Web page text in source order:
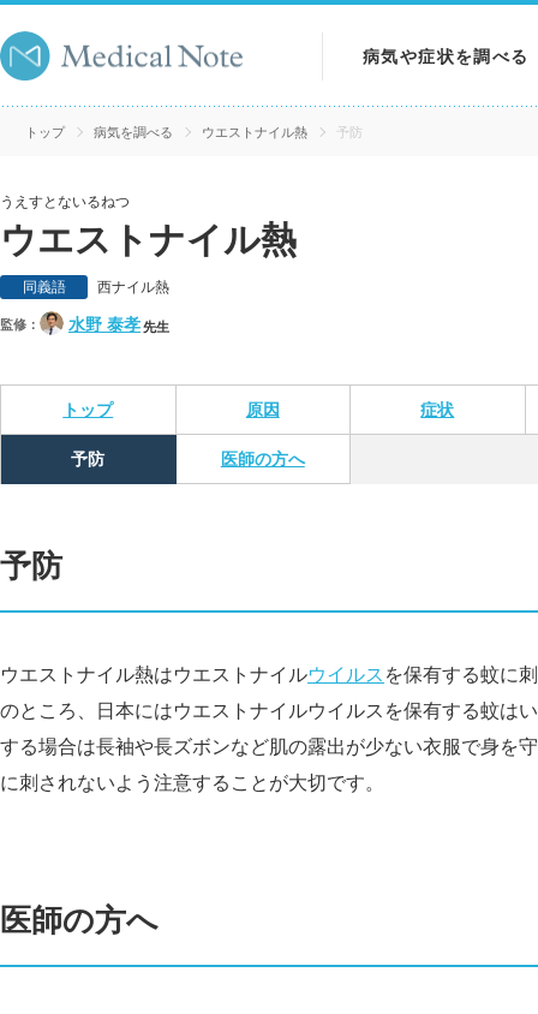
病気や症状を調べる
病気を調べる
トップ 病気を調べる ウエストナイル熱 予防
うえすとないるねつ
ウエストナイル熱
同義語 西ナイル熱
監修： 水野 泰孝先生
トップ 原因 症状
予防 医師の方へ
予防
ウエストナイル熱はウエストナイルウイルスを保有する蚊に
のところ、日本にはウエストナイルウイルスを保有する蚊は
する場合は長袖や長ズボンなど肌の露出が少ない衣服で身を
に刺されないよう注意することが大切です。
医師の方へ